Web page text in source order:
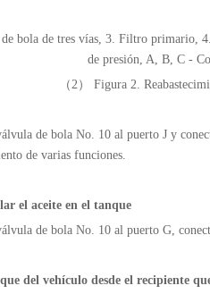
bola de tres vías, 3. Filtro primario,
de presión, A, B, C -
（2） Figura 2.
de bola No. 10 al puerto J y
de varias funciones.
el aceite en el tanque
de bola No. 10 al puerto G,
del vehículo desde el recipiente